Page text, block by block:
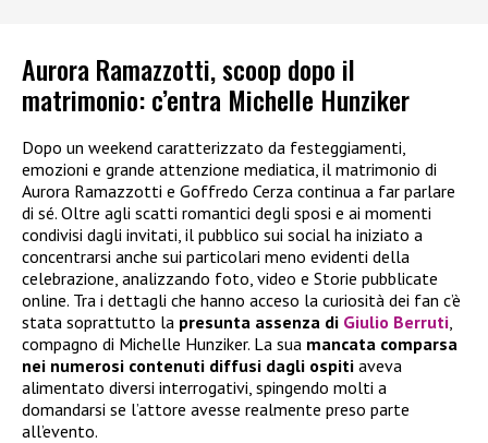
Aurora Ramazzotti, scoop dopo il
matrimonio: c’entra Michelle Hunziker
Dopo un weekend caratterizzato da festeggiamenti,
emozioni e grande attenzione mediatica, il matrimonio di
Aurora Ramazzotti e Goffredo Cerza continua a far parlare
di sé. Oltre agli scatti romantici degli sposi e ai momenti
condivisi dagli invitati, il pubblico sui social ha iniziato a
concentrarsi anche sui particolari meno evidenti della
celebrazione, analizzando foto, video e Storie pubblicate
online. Tra i dettagli che hanno acceso la curiosità dei fan c’è
stata soprattutto la presunta assenza di Giulio Berruti
compagno di Michelle Hunziker. La sua mancata comparsa
nei numerosi contenuti diffusi dagli ospiti aveva
alimentato diversi interrogativi, spingendo molti a
domandarsi se l’attore avesse realmente preso parte
all’evento.